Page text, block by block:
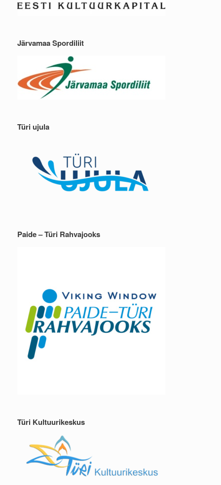
Järvamaa Spordiliit
Türi ujula
Paide – Türi Rahvajooks
Türi Kultuurikeskus